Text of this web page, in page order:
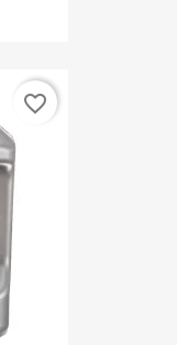
favorite_border